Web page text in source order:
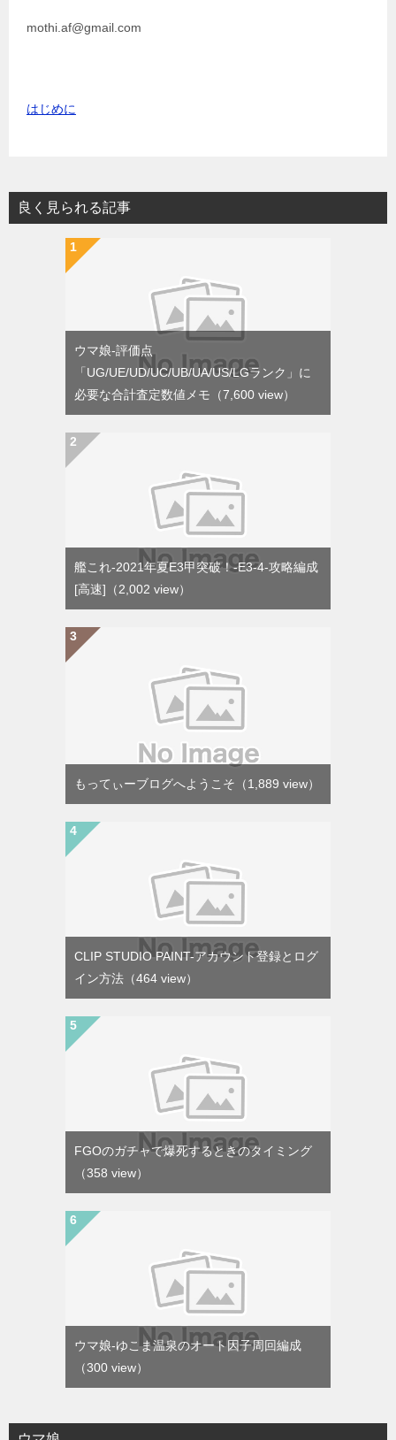
mothi.af@gmail.com
はじめに
良く見られる記事
ウマ娘-評価点
「UG/UE/UD/UC/UB/UA/US/LGランク」に
必要な合計査定数値メモ （7,600 view）
艦これ-2021年夏E3甲突破！-E3-4-攻略編成
[高速] （2,002 view）
もってぃーブログへようこそ （1,889 view）
CLIP STUDIO PAINT-アカウント登録とログ
イン方法 （464 view）
FGOのガチャで爆死するときのタイミング
（358 view）
ウマ娘-ゆこま温泉のオート因子周回編成
（300 view）